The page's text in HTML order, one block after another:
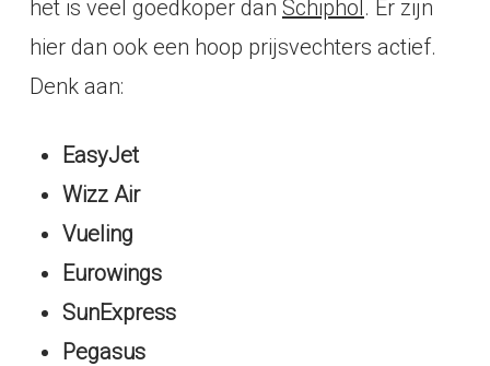
het is veel goedkoper dan Schiphol. Er zijn
hier dan ook een hoop prijsvechters actief.
Denk aan:
EasyJet
Wizz Air
Vueling
Eurowings
SunExpress
Pegasus